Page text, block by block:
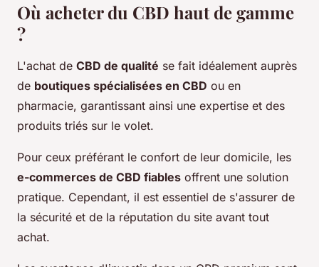
Où acheter du CBD haut de gamme
?
L'achat de CBD de qualité se fait idéalement auprès
de boutiques spécialisées en CBD ou en
pharmacie, garantissant ainsi une expertise et des
produits triés sur le volet.
Pour ceux préférant le confort de leur domicile, les
e-commerces de CBD fiables offrent une solution
pratique. Cependant, il est essentiel de s'assurer de
la sécurité et de la réputation du site avant tout
achat.